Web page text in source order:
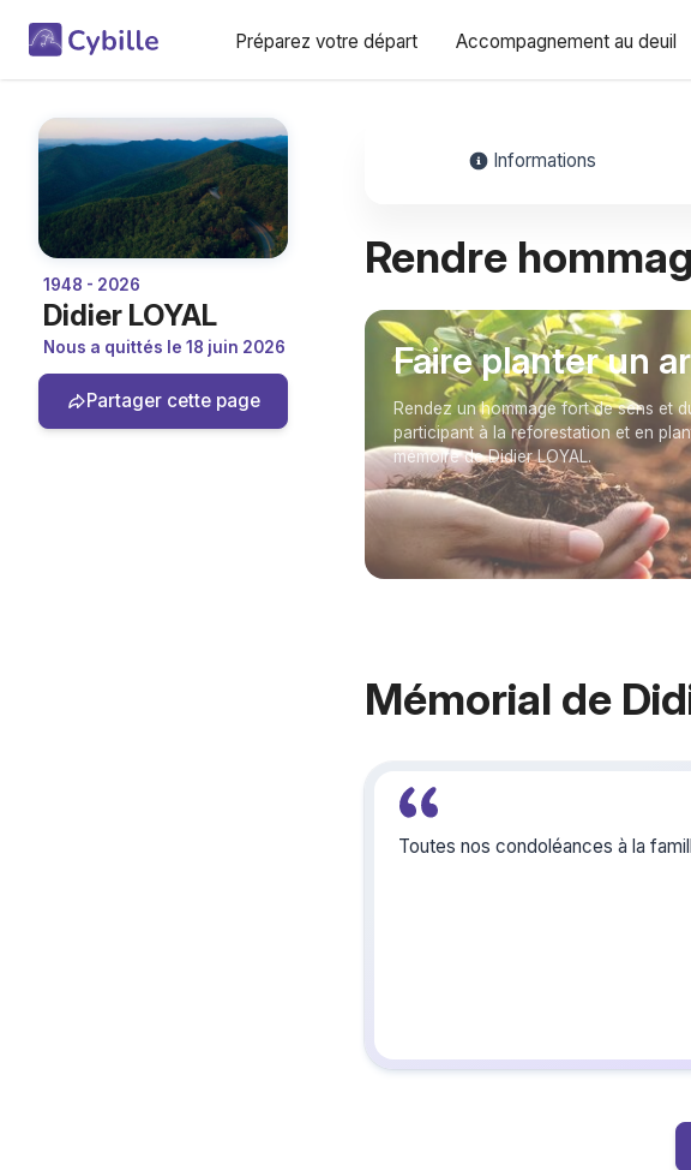
Préparez votre départ Accompagnement au deuil
1948 - 2026
Didier LOYAL
Nous a quittés le 18 juin 2026
Partager cette page
Informations
Rendre
Faire planter un
Rendez un hommage fort de sens et
participant à la reforestation et en
mémoire de Didier LOYAL.
Mémorial de
Toutes nos condoléances à la